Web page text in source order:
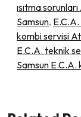
ısıtma
Samsun,
kombi servisi
E.C.A. teknik
Samsun